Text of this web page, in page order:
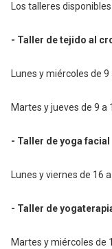
Los talleres
- Taller de tejido al
Lunes y miércoles de
Martes y jueves de 9 a
- Taller de yoga facial
Lunes y viernes de 16
- Taller de
Martes y miércoles de